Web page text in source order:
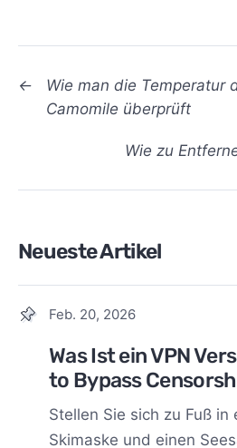
←
Wie man die Temperatur
Camomile überprüft
Wie zu
Neueste Artikel
Feb. 20, 2026
Was Ist ein VPN
to Bypass
Stellen Sie sich zu Fuß
Skimaske und einen